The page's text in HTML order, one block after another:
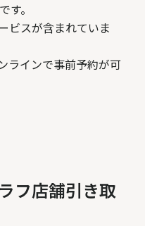
す。
ビスが含まれていま
ラインで事前予約が可
フ店舗引き取